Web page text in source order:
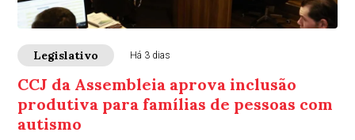
Legislativo Há 3 dias
CCJ da Assembleia aprova inclusão
produtiva para famílias de pessoas com
autismo